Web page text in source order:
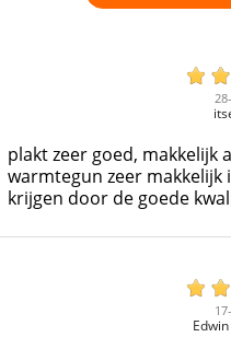
plakt zeer goed, makkelijk
warmtegun zeer makkelijk
krijgen door de goede